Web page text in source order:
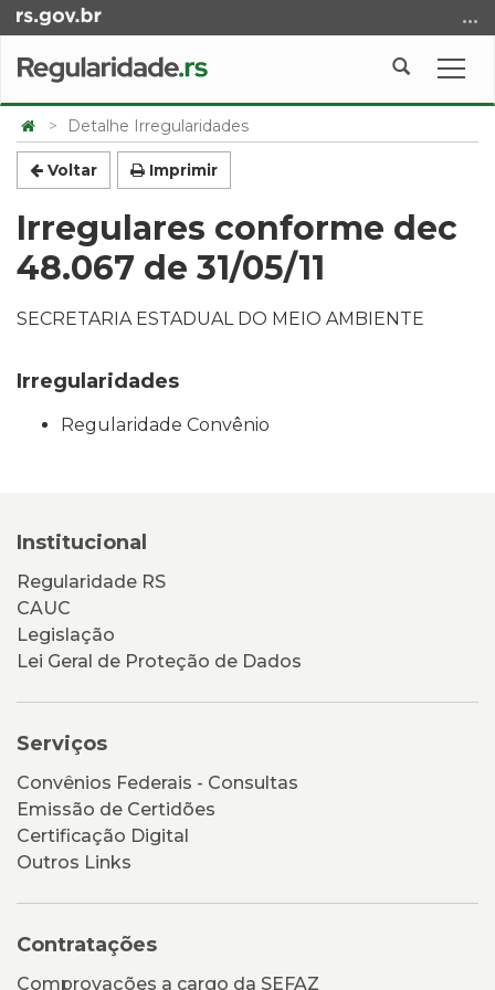
para
para
para
Abrir
Início
do
conteúdo
Detalhe Irregularidades
Voltar Imprimir
Irregulares conforme dec
48.067 de 31/05/11
SECRETARIA ESTADUAL DO MEIO AMBIENTE
Irregularidades
Regularidade Convênio
Institucional
Regularidade RS
CAUC
Legislação
Lei Geral de Proteção de Dados
Serviços
Convênios Federais - Consultas
Emissão de Certidões
Certificação Digital
Outros Links
Contratações
Comprovações a cargo da SEFAZ